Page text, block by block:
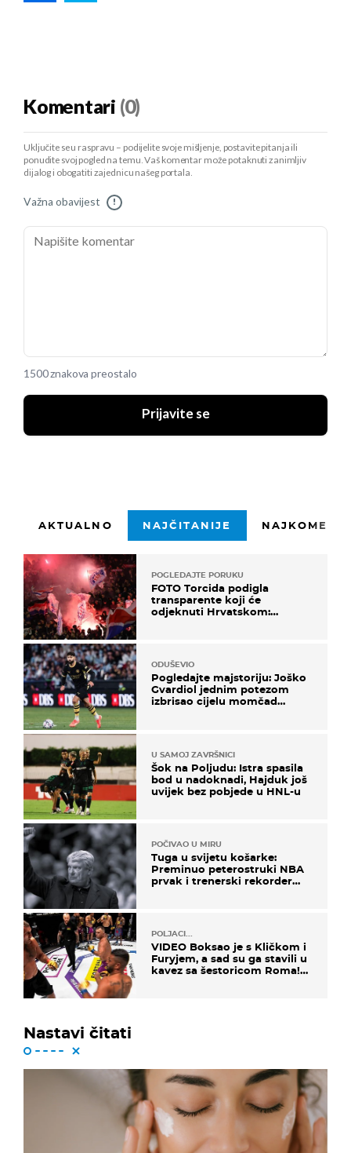
Komentari (0)
Uključite se u raspravu – podijelite svoje mišljenje, postavite pitanja ili
ponudite svoj pogled na temu. Vaš komentar može potaknuti zanimljiv
dijalog i obogatiti zajednicu našeg portala.
Važna obavijest !
1500 znakova preostalo
Prijavite se
AKTUALNO NAJČITANIJE
POGLEDAJTE PORUKU
FOTO Torcida podigla
transparente koji će
odjeknuti Hrvatskom:
ODUŠEVIO
Pogledajte majstoriju: Joško
Gvardiol jednim potezom
izbrisao cijelu momčad
U SAMOJ ZAVRŠNICI
Šok na Poljudu: Istra spasila
bod u nadoknadi, Hajduk još
uvijek bez pobjede u HNL-u
POČIVAO U MIRU
Tuga u svijetu košarke:
Preminuo peterostruki NBA
prvak i trenerski rekorder
POLJACI...
VIDEO Boksao je s Kličkom i
Furyjem, a sad su ga stavili u
kavez sa šestoricom Roma!
Nastavi čitati